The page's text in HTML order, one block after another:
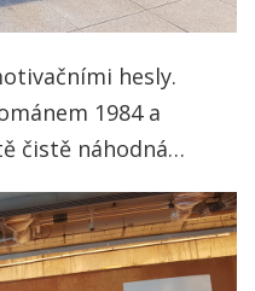
hesly.
1984 a
čistě náhodná…